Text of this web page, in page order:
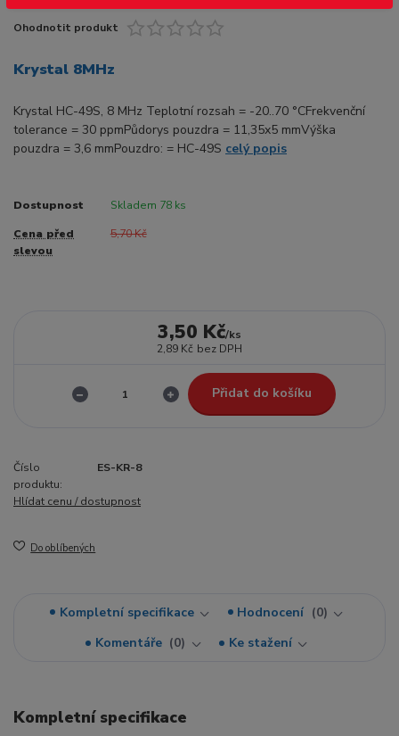
Ohodnotit produkt
Krystal 8MHz
Krystal HC-49S, 8 MHz Teplotní rozsah = -20..70 °CFrekvenční
tolerance = 30 ppmPůdorys pouzdra = 11,35x5 mmVýška
pouzdra = 3,6 mmPouzdro: = HC-49S celý popis
Dostupnost Skladem 78 ks
Cena před
slevou
5,70 Kč
3,50 Kč/ks
2,89 Kč bez DPH
Přidat do košíku
Číslo
produktu:
ES-KR-8
Hlídat cenu / dostupnost
Do oblíbených
Kompletní specifikace Hodnocení
0
Komentáře
0 Ke stažení
Kompletní specifikace